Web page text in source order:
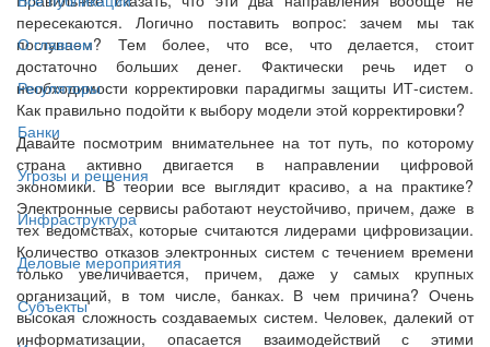
О главном
Регуляторы
Банки
Угрозы и решения
Инфраструктура
Деловые мероприятия
Субъекты
пересекаются. Логично поставить вопрос: зачем мы так
поступаем? Тем более, что все, что делается, стоит
достаточно больших денег. Фактически речь идет о
необходимости корректировки парадигмы защиты ИТ-систем.
Как правильно подойти к выбору модели этой корректировки?
Давайте посмотрим внимательнее на тот путь, по которому
страна активно двигается в направлении цифровой
экономики. В теории все выглядит красиво, а на практике?
Электронные сервисы работают неустойчиво, причем, даже в
тех ведомствах, которые считаются лидерами цифровизации.
Количество отказов электронных систем с течением времени
только увеличивается, причем, даже у самых крупных
организаций, в том числе, банках. В чем причина? Очень
высокая сложность создаваемых систем. Человек, далекий от
информатизации, опасается взаимодействий с этими